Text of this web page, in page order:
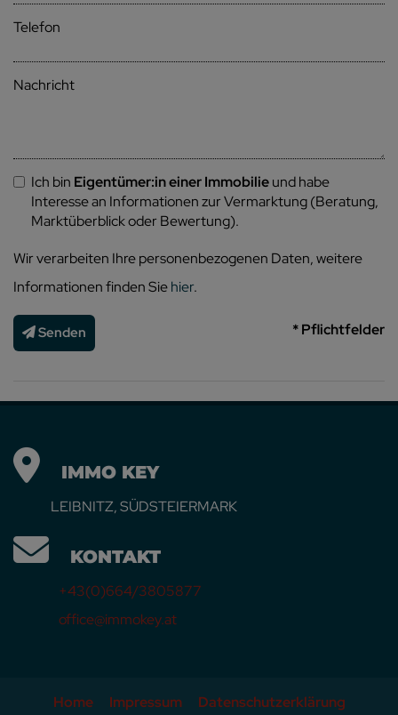
Telefon
Nachricht
Ich bin Eigentümer:in einer Immobilieund habe
Interesse an Informationen zur Vermarktung (Beratung,
Marktüberblick oder Bewertung).
Wir verarbeiten Ihre personenbezogenen Daten, weitere
Informationen finden Siehier.
Senden * Pflichtfelder
IMMO KEY
LEIBNITZ, SÜDSTEIERMARK
KONTAKT
+43(0)664/3805877
office@immokey.at
Home Impressum Datenschutzerklärung